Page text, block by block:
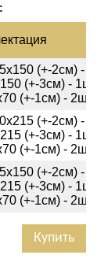
(+-2см) -
(+-3см) - 1шт
(+-1см) - 2шт
(+-2см) -
(+-3см) - 1шт
(+-1см) - 2шт
(+-2см) -
(+-3см) - 1шт
(+-1см) - 2шт
Купить